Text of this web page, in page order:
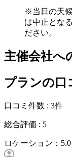
※当日の天
は中止とな
ださい。
主催会社へ
プランの口
口コミ件数 : 3件
総合評価 : 5
ロケーション： 5.0